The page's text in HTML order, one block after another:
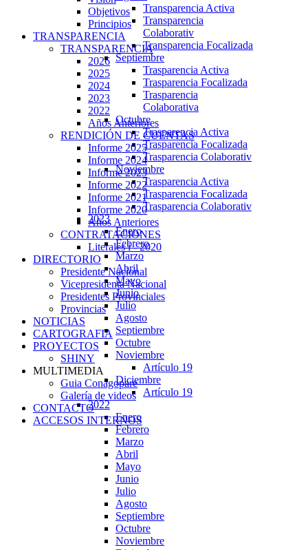
Transparencia Activa
Transparencia
Colaborativ
Transparencia Focalizada
Septiembre
Trasparencia Activa
Trasparencia Focalizada
Trasparencia
Colaborativa
Octubre
Trasparencia Activa
Trasparencia Focalizada
Trasparencia Colaborativ
Noviembre
Trasparencia Activa
Trasparencia Focalizada
Trasparencia Colaborativ
2023
Enero
Febrero
Marzo
Abril
Mayo
Junio
Julio
Agosto
Septiembre
Octubre
Noviembre
Artículo 19
Diciembre
Artículo 19
2022
Enero
Febrero
Marzo
Abril
Mayo
Junio
Julio
Agosto
Septiembre
Octubre
Noviembre
Objetivos
Principios
TRANSPARENCIA
TRANSPARENCIA
2026
2025
2024
2023
2022
Años Anteriores
RENDICIÓN DE CUENTAS
Informe 2025
Informe 2024
Informe 2023
Informe 2022
Informe 2021
Informe 2020
Años Anteriores
CONTRATACIONES
Literales i - 2020
DIRECTORIO
Presidente Nacional
Vicepresidenta Nacional
Presidentes Provinciales
Provincias
NOTICIAS
CARTOGRAFIA
PROYECTOS
SHINY
MULTIMEDIA
Guia Conagopare
Galería de videos
CONTACTO
ACCESOS INTERNOS